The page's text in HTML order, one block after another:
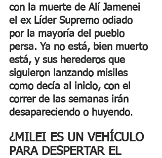
con la muerte de Alí Jamenei
el ex Líder Supremo odiado
por la mayoría del pueblo
persa. Ya no está, bien muerto
está, y sus herederos que
siguieron lanzando misiles
como decía al inicio, con el
correr de las semanas irán
desapareciendo o huyendo.
¿MILEI ES UN VEHÍCULO
PARA DESPERTAR EL